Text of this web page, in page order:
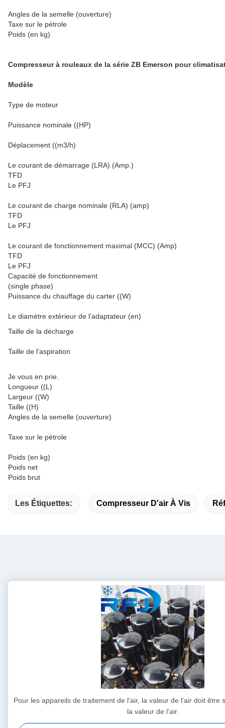
Angles de la semelle (ouverture)
Taxe sur le pétrole
Poids (en kg)
Compresseur à rouleaux de la série ZB Emerson pour
Modèle
Type de moteur
Puissance nominale ((HP)
Déplacement ((m3/h)
Le courant de démarrage (LRA) (Amp.)
TFD
Le PFJ
Le courant de charge nominale (RLA) (amp)
TFD
Le PFJ
Le courant de fonctionnement maximal (MCC) (Amp)
TFD
Le PFJ
Capacité de fonctionnement
(single phase)
Puissance du chauffage du carter ((W)
Le diamètre extérieur de l'adaptateur (en)
Taille de la décharge
Taille de l'aspiration
Je vous en prie.
Longueur ((L)
Largeur ((W)
Taille ((H)
Angles de la semelle (ouverture)
Taxe sur le pétrole
Poids (en kg)
Poids net
Poids brut
Les Étiquettes: Compresseur D'air À Vis
Pour les appareils de traitement de l'air, la valeur de l'air doit être
la valeur de l'air.